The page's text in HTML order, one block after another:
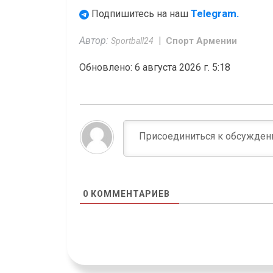
Подпишитесь на наш Telegram.
Автор: Sportball24 Спорт Армении
Обновлено: 6 августа 2026 г. 5:18
0 КОММЕНТАРИЕВ